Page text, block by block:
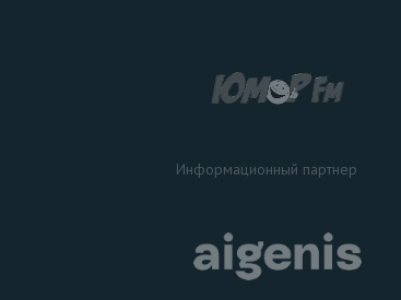
Информационный партнер